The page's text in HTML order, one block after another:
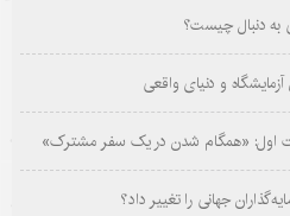
به دنبال چیست؟
و دنیای واقعی
اول: «همگام شدن در یک سفر مشترک»
جهانی را تغییر داد؟